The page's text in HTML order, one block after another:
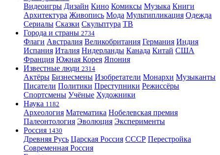
Видеоигры Дизайн Кино Комиксы Музыка Книги
Архитектура Живопись Мода Мультипликация Одежда
Сериалы Сказки Скульптура ТВ
Города и страны 2734
Флаги Австралия Великобритания Германия Индия
Испания Италия Нидерланды Канада Китай США
Франция Южная Корея Япония
Известные люди 2314
Актёры Бизнесмены Изобретатели Монархи Музыканты
Писатели Политики Преступники Режиссёры
Спортсмены Учёные Художники
Наука 1182
Археология Математика Нобелевская премия
Палеонтология Эволюция Эксперименты
Россия 1430
Древняя Русь Царская Россия СССР Перестройка
Современная Россия